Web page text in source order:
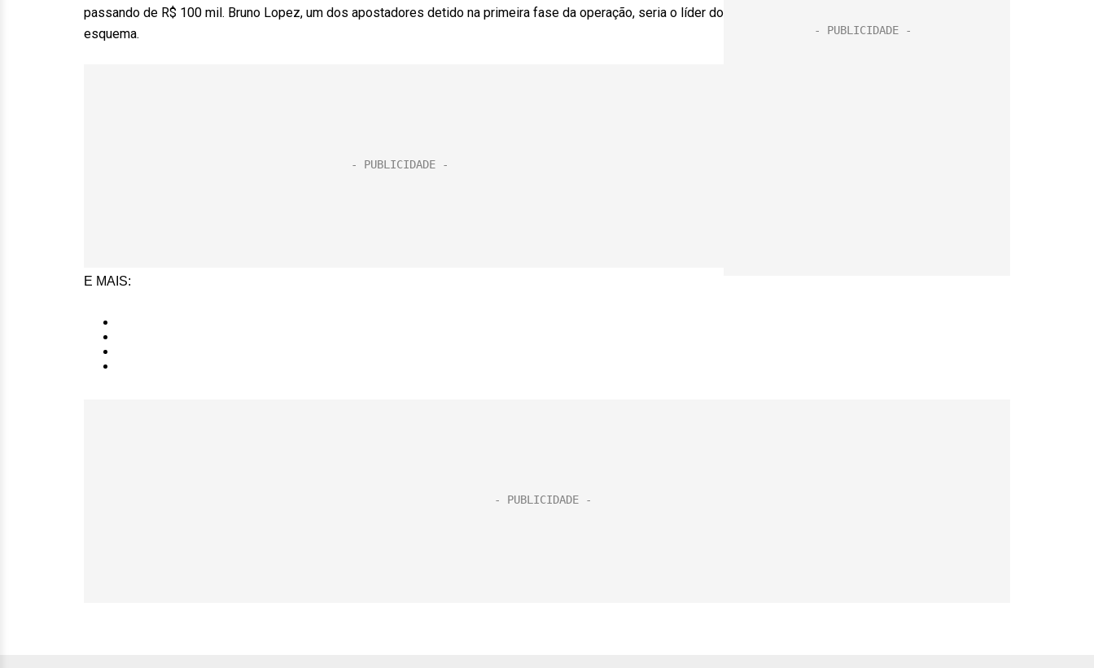
passando de R$ 100 mil. Bruno Lopez, um dos apostadores detido na primeira fase da operação, seria o líder do
esquema.
E MAIS: